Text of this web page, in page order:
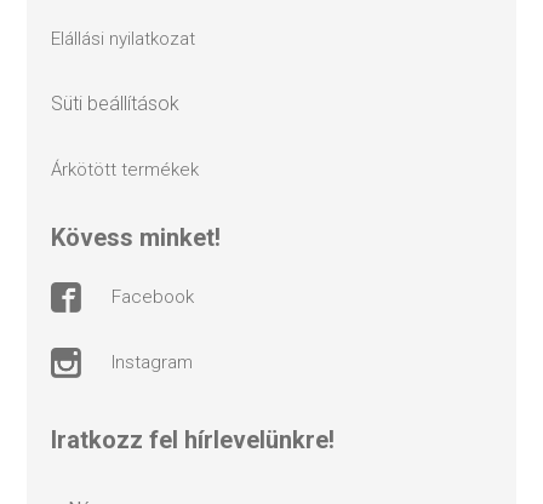
elállási nyilatkozat
süti beállítások
árkötött termékek
kövess minket!
facebook
instagram
Iratkozz fel hírlevelünkre!